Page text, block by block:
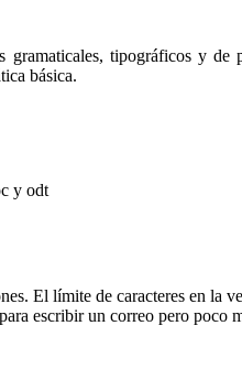
tipográficos y
básica.
y odt
El límite de caracteres en
escribir un correo pero poco